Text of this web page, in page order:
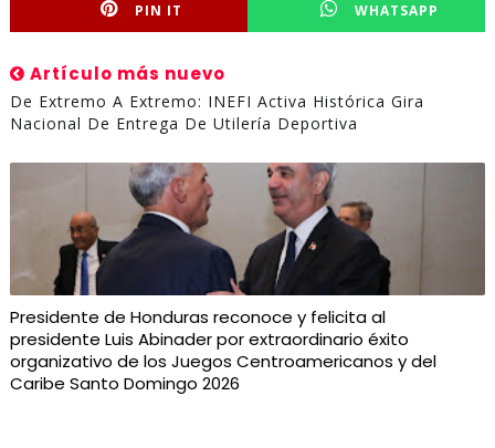
PIN IT WHATSAPP
Artículo más nuevo
De Extremo A Extremo: INEFI Activa Histórica Gira
Nacional De Entrega De Utilería Deportiva
Presidente de Honduras reconoce y felicita al
presidente Luis Abinader por extraordinario éxito
organizativo de los Juegos Centroamericanos y del
Caribe Santo Domingo 2026